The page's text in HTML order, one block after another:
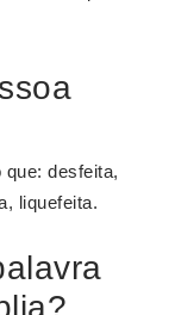
desfeita,
liquefeita.